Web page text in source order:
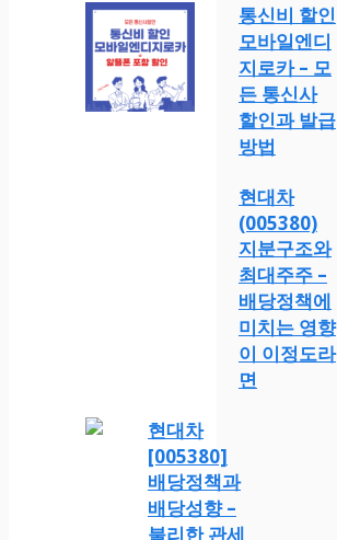
통신비 할인
모바일엔디
지로카 – 모
든 통신사
할인과 발급
방법
현대차
(005380)
지분구조와
최대주주 –
배당정책에
미치는 영향
이 이정도라
면
현대차
[005380]
배당정책과
배당성향 –
불리한 관세